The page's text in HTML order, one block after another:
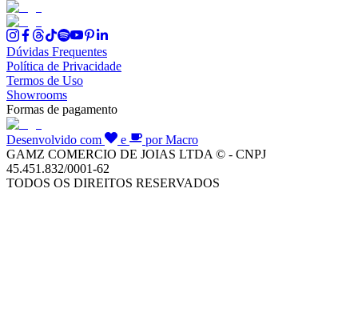
Dúvidas Frequentes
Política de Privacidade
Termos de Uso
Showrooms
Formas de pagamento
Desenvolvido com e
por Macro
GAMZ COMERCIO DE JOIAS LTDA © - CNPJ
45.451.832/0001-62
TODOS OS DIREITOS RESERVADOS